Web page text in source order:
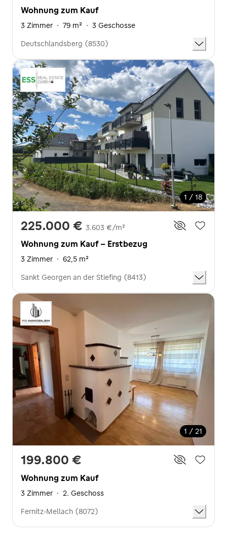
Wohnung zum Kauf
3 Zimmer · 79 m² · 3 Geschosse
Deutschlandsberg (8530)
1 / 18
225.000 € 3.603 €/m²
Wohnung zum Kauf - Erstbezug
3 Zimmer · 62,5 m²
Sankt Georgen an der Stiefing (8413)
1 / 21
199.800 €
Wohnung zum Kauf
3 Zimmer · 2. Geschoss
Fernitz-Mellach (8072)